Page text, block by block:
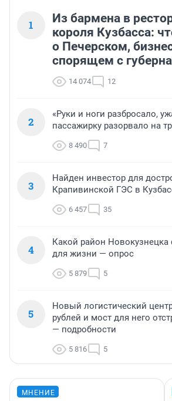
1
Из бармена в
короля Кузбасса:
о Печерском,
спорящем с
14 074 12
2
«Руки и ноги разбросало,
пассажирку разорвало на
8 490 7
3
Найден инвестор для
Крапивинской ГЭС в
6 457 35
4
Какой район
для жизни — опрос
5 879 5
5
Новый логистический
рублей и мост для него
— подробности
5 816 5
МНЕНИЕ